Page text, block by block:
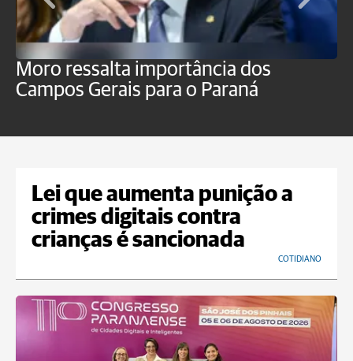
Moro ressalta importância dos
Campos Gerais para o Paraná
Lei que aumenta punição a
crimes digitais contra
crianças é sancionada
COTIDIANO